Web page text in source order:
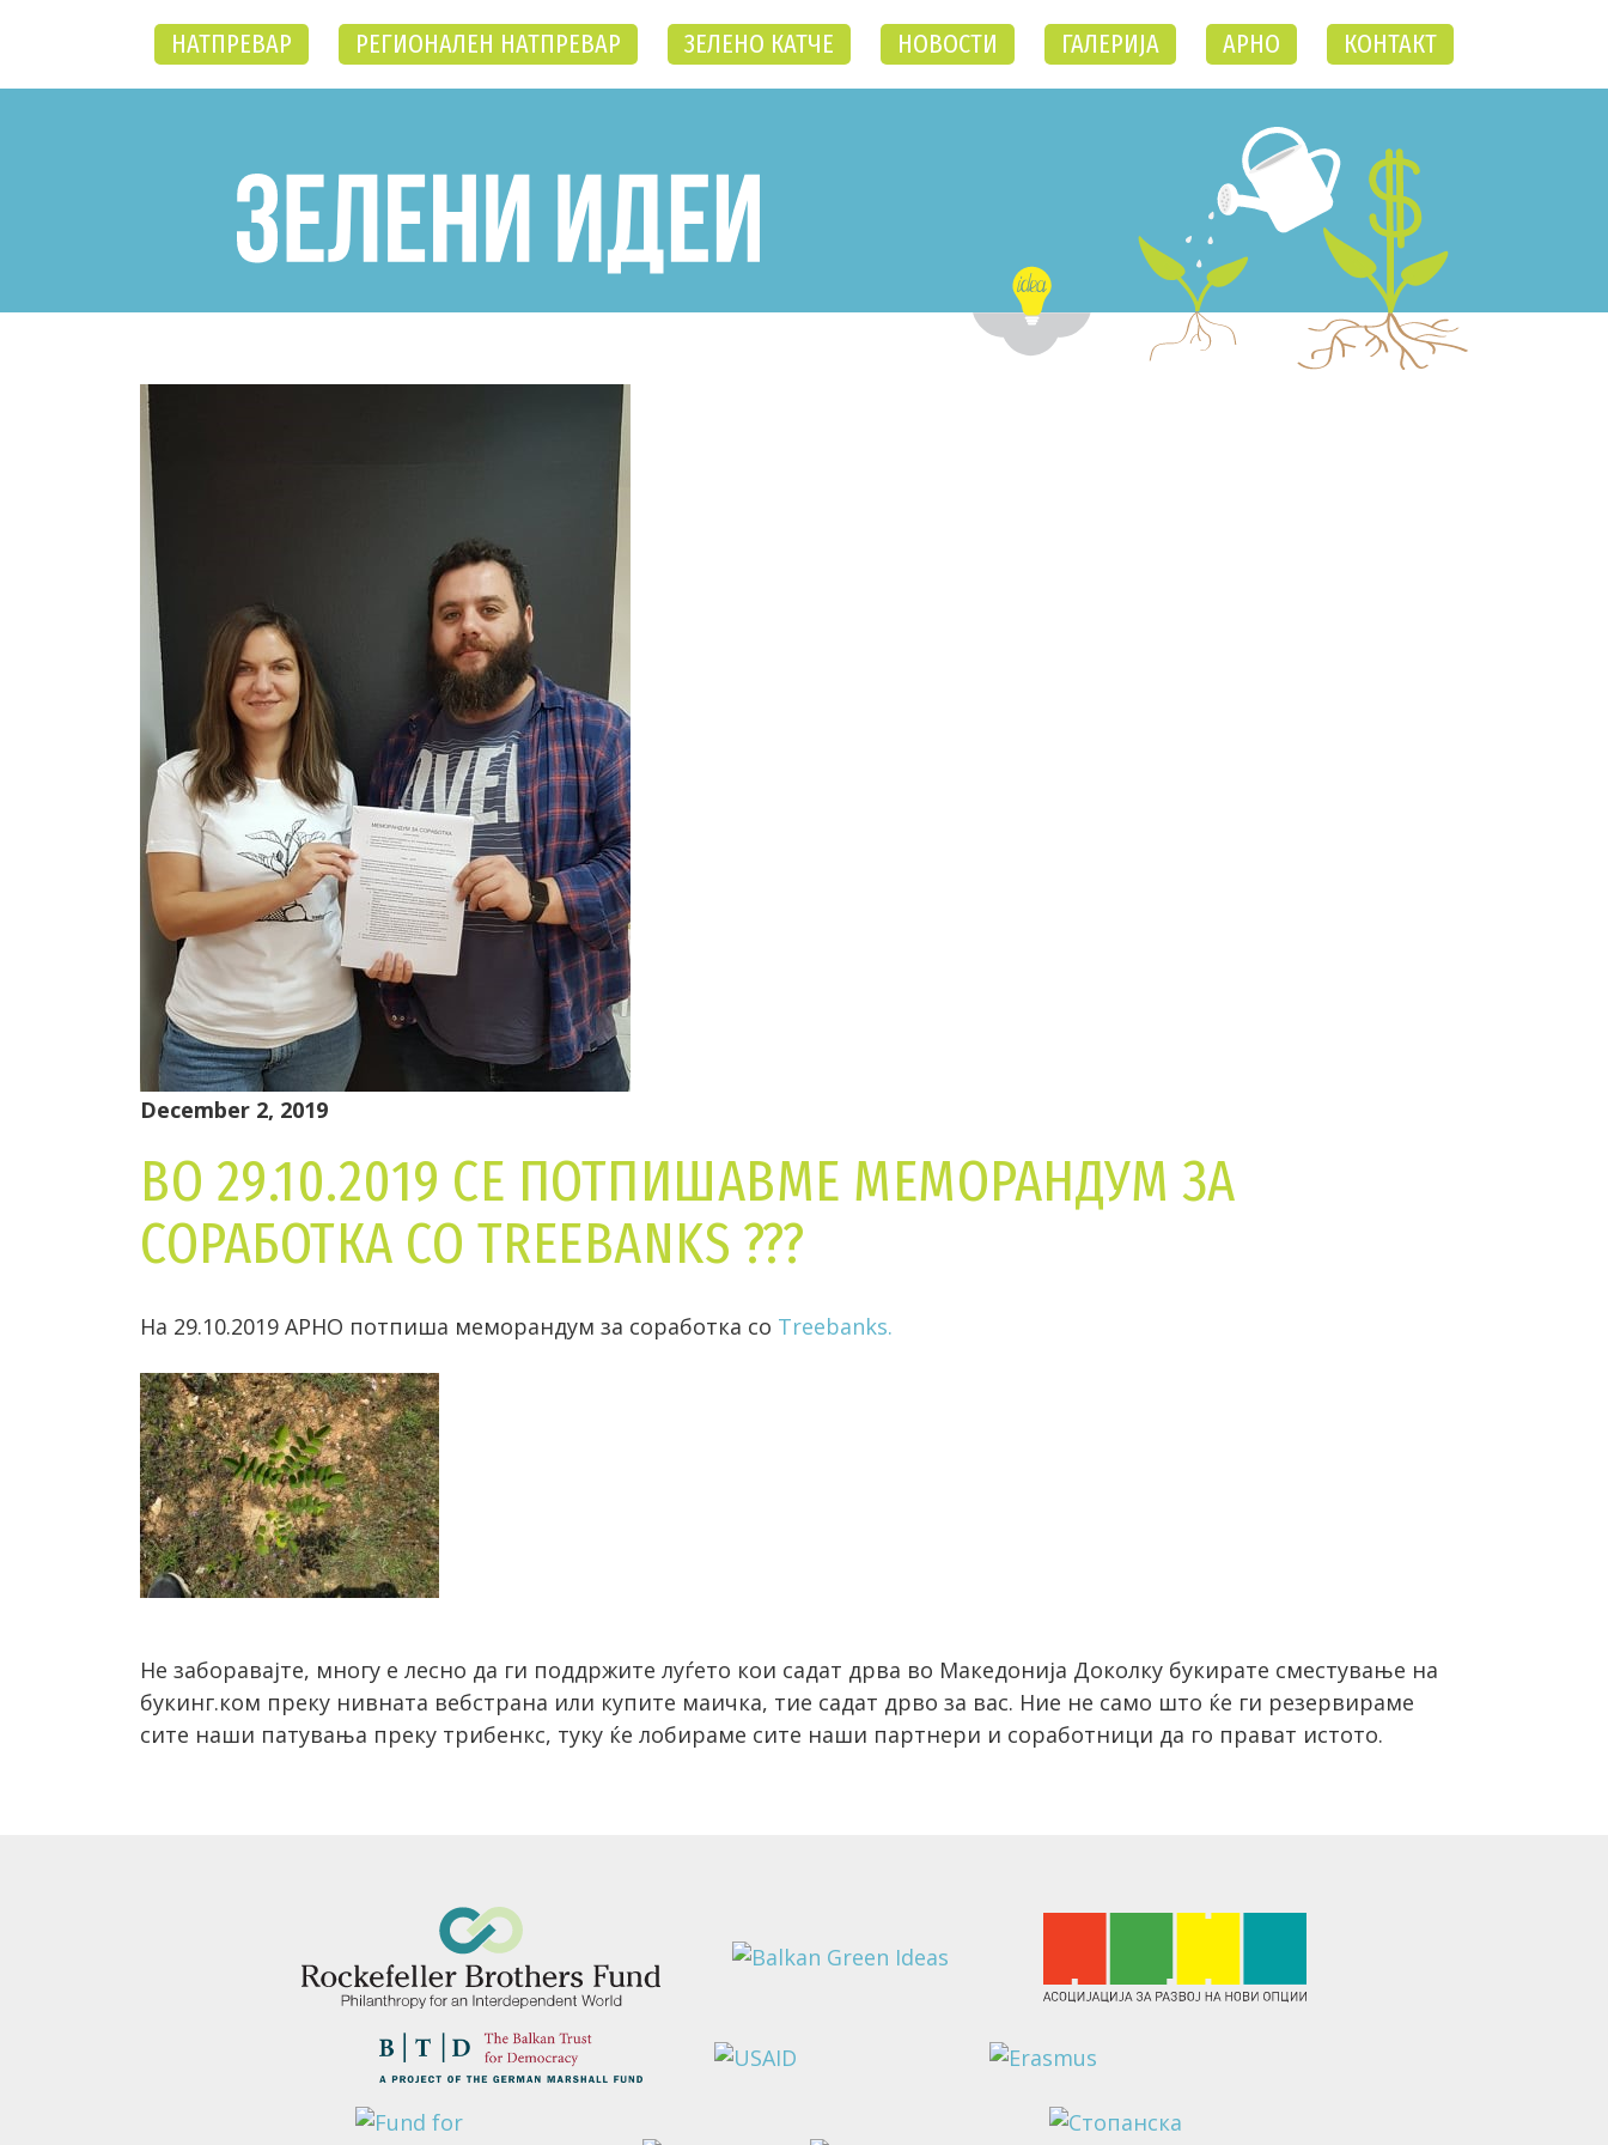
НАТПРЕВАР РЕГИОНАЛЕН НАТПРЕВАР ЗЕЛЕНО КАТЧЕ НОВОСТИ ГАЛЕРИЈА АРНО КОНТАКТ
December 2, 2019
ВО 29.10.2019 СЕ ПОТПИШАВМЕ МЕМОРАНДУМ ЗА
СОРАБОТКА СО TREEBANKS ???
На 29.10.2019 АРНО потпиша меморандум за соработка со Treebanks.
Не заборавајте, многу е лесно да ги поддржите луѓето кои садат дрва во Македонија Доколку букирате сместување на
букинг.ком преку нивната вебстрана или купите маичка, тие садат дрво за вас. Ние не само што ќе ги резервираме
сите наши патувања преку трибенкс, туку ќе лобираме сите наши партнери и соработници да го прават истото.